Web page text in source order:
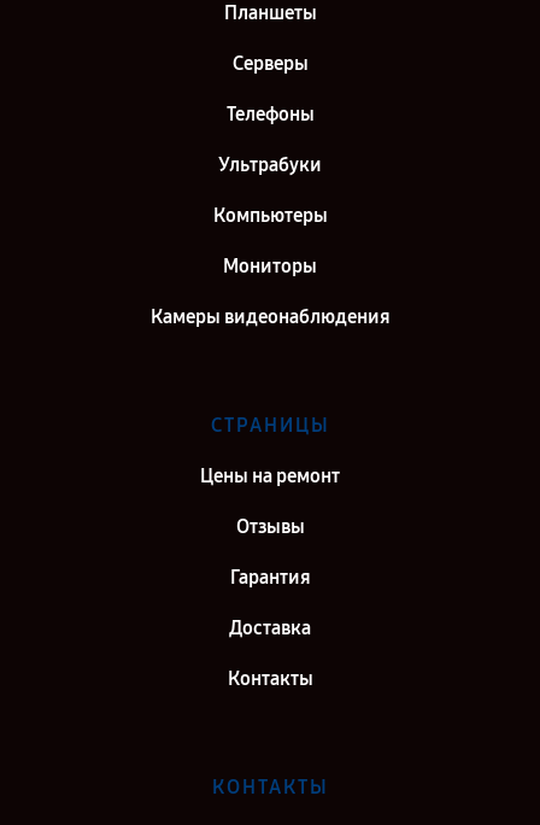
Планшеты
Серверы
Телефоны
Ультрабуки
Компьютеры
Мониторы
Камеры видеонаблюдения
СТРАНИЦЫ
Цены на ремонт
Отзывы
Гарантия
Доставка
Контакты
КОНТАКТЫ